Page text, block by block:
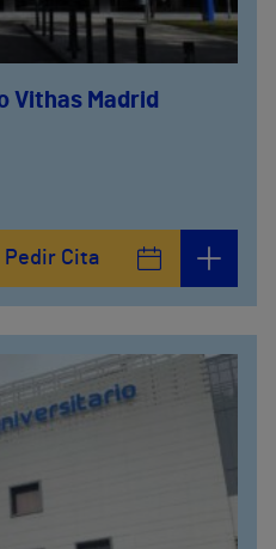
Vithas Madrid
Pedir Cita